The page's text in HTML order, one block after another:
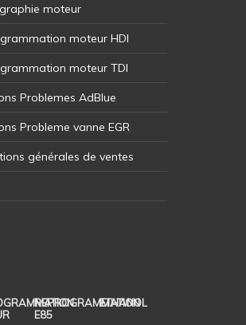
moteur
moteur HDI
moteur TDI
Problemes AdBlue
Probleme vanne EGR
générales de ventes
REPROGRAMMATION
E85
ETHANOL